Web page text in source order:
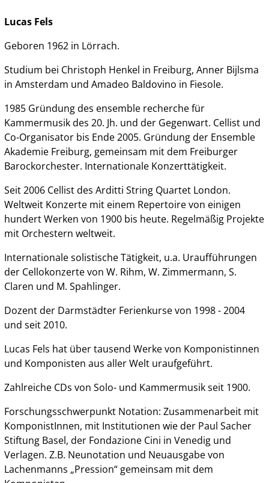
Lucas Fels
Geboren 1962 in Lörrach.
Studium bei Christoph Henkel in Freiburg, Anner Bijlsma
in Amsterdam und Amadeo Baldovino in Fiesole.
1985 Gründung des ensemble recherche für
Kammermusik des 20. Jh. und der Gegenwart. Cellist und
Co-Organisator bis Ende 2005. Gründung der Ensemble
Akademie Freiburg, gemeinsam mit dem Freiburger
Barockorchester. Internationale Konzerttätigkeit.
Seit 2006 Cellist des Arditti String Quartet London.
Weltweit Konzerte mit einem Repertoire von einigen
hundert Werken von 1900 bis heute. Regelmäßig Projekte
mit Orchestern weltweit.
Internationale solistische Tätigkeit, u.a. Uraufführungen
der Cellokonzerte von W. Rihm, W. Zimmermann, S.
Claren und M. Spahlinger.
Dozent der Darmstädter Ferienkurse von 1998 - 2004
und seit 2010.
Lucas Fels hat über tausend Werke von Komponistinnen
und Komponisten aus aller Welt uraufgeführt.
Zahlreiche CDs von Solo- und Kammermusik seit 1900.
Forschungsschwerpunkt Notation: Zusammenarbeit mit
KomponistInnen, mit Institutionen wie der Paul Sacher
Stiftung Basel, der Fondazione Cini in Venedig und
Verlagen. Z.B. Neunotation und Neuausgabe von
Lachenmanns „Pression“ gemeinsam mit dem